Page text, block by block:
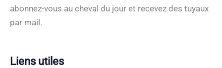
abonnez-vous au cheval du jour et recevez des tuyaux
par mail.
Liens utiles